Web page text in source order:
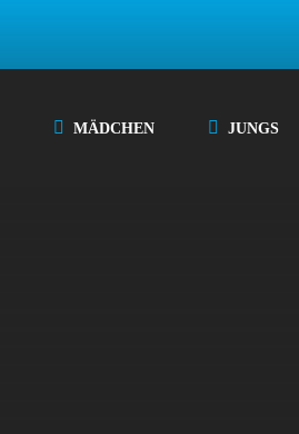
MÄDCHEN JUNGS